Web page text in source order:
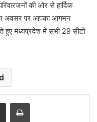
की ओर से हार्दिक
अवसर पर आपका आगमन
हुए मध्यप्रदेश में सभी 29 सीटों
Share via Email Print